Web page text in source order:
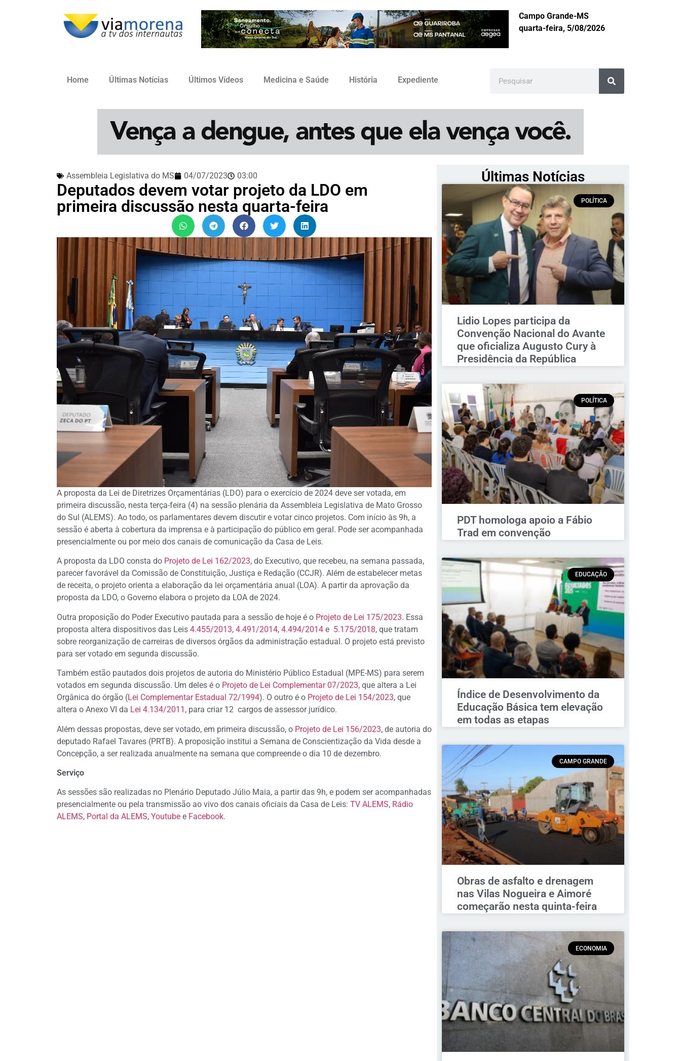
Campo Grande-MS
quarta-feira, 5/08/2026
Home Últimas Notícias Últimos Vídeos Medicina e Saúde História Expediente
Assembleia Legislativa do MS 04/07/2023 03:00
Deputados devem votar projeto da LDO em
primeira discussão nesta quarta-feira
A proposta da Lei de Diretrizes Orçamentárias (LDO) para o exercício de 2024 deve ser votada, em
primeira discussão, nesta terça-feira (4) na sessão plenária da Assembleia Legislativa de Mato Grosso
do Sul (ALEMS). Ao todo, os parlamentares devem discutir e votar cinco projetos. Com início às 9h, a
sessão é aberta à cobertura da imprensa e à participação do público em geral. Pode ser acompanhada
presencialmente ou por meio dos canais de comunicação da Casa de Leis.
A proposta da LDO consta do Projeto de Lei 162/2023, do Executivo, que recebeu, na semana passada,
parecer favorável da Comissão de Constituição, Justiça e Redação (CCJR). Além de estabelecer metas
de receita, o projeto orienta a elaboração da lei orçamentária anual (LOA). A partir da aprovação da
proposta da LDO, o Governo elabora o projeto da LOA de 2024.
Outra proposição do Poder Executivo pautada para a sessão de hoje é o Projeto de Lei 175/2023. Essa
proposta altera dispositivos das Leis 4.455/2013, 4.491/2014, 4.494/2014 e 5.175/2018, que tratam
sobre reorganização de carreiras de diversos órgãos da administração estadual. O projeto está previsto
para ser votado em segunda discussão.
Também estão pautados dois projetos de autoria do Ministério Público Estadual (MPE-MS) para serem
votados em segunda discussão. Um deles é o Projeto de Lei Complementar 07/2023, que altera a Lei
Orgânica do órgão (Lei Complementar Estadual 72/1994). O outro é o Projeto de Lei 154/2023, que
altera o Anexo VI da Lei 4.134/2011 , para criar 12 cargos de assessor jurídico.
Além dessas propostas, deve ser votado, em primeira discussão, o Projeto de Lei 156/2023, de autoria do
deputado Rafael Tavares (PRTB). A proposição institui a Semana de Conscientização da Vida desde a
Concepção, a ser realizada anualmente na semana que compreende o dia 10 de dezembro.
Serviço
As sessões são realizadas no Plenário Deputado Júlio Maia, a partir das 9h, e podem ser acompanhadas
presencialmente ou pela transmissão ao vivo dos canais oficiais da Casa de Leis: TV ALEMS, Rádio
ALEMS, Portal da ALEMS, Youtube e Facebook.
Últimas Notícias
POLÍTICA
Lidio Lopes participa da
Convenção Nacional do Avante
que oficializa Augusto Cury à
Presidência da República
POLÍTICA
PDT homologa apoio a Fábio
Trad em convenção
EDUCAÇÃO
Índice de Desenvolvimento da
Educação Básica tem elevação
em todas as etapas
CAMPO GRANDE
Obras de asfalto e drenagem
nas Vilas Nogueira e Aimoré
começarão nesta quinta-feira
ECONOMIA